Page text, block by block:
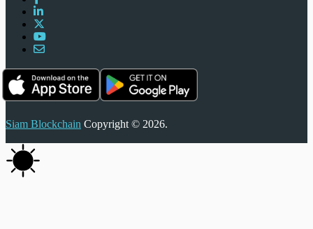
Siam Blockchain Copyright © 2026.